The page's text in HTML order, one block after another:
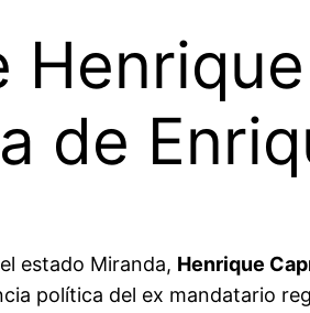
de
estado Miranda, Henrique
política del ex mandatario